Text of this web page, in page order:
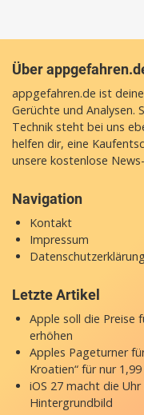
Über
appgefahren.de ist
Gerüchte und Analysen.
Technik steht bei uns
helfen dir, eine
unsere kostenlose
Navigation
Kontakt
Impressum
Datenschutzerklärung
Letzte Artikel
Apple soll die Preise
erhöhen
Apples Pageturner
Kroatien“ für nur 1,99
iOS 27 macht die
Hintergrundbild